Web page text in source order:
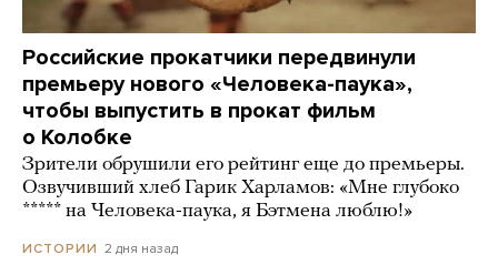
Российские прокатчики передвинули
премьеру нового «Человека-паука»,
чтобы выпустить в прокат фильм
о Колобке
Зрители обрушили его рейтинг еще до премьеры.
Озвучивший хлеб Гарик Харламов: «Мне глубоко
***** на Человека-паука, я Бэтмена люблю!»
ИСТОРИИ 2 дня назад